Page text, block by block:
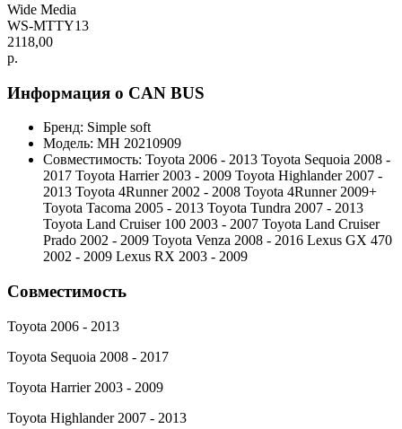
Wide Media
WS-MTTY13
2118,00
р.
Информация о CAN BUS
Бренд: Simple soft
Модель: MH 20210909
Совместимость: Toyota 2006 - 2013 Toyota Sequoia 2008 -
2017 Toyota Harrier 2003 - 2009 Toyota Highlander 2007 -
2013 Toyota 4Runner 2002 - 2008 Toyota 4Runner 2009+
Toyota Tacoma 2005 - 2013 Toyota Tundra 2007 - 2013
Toyota Land Cruiser 100 2003 - 2007 Toyota Land Cruiser
Prado 2002 - 2009 Toyota Venza 2008 - 2016 Lexus GX 470
2002 - 2009 Lexus RX 2003 - 2009
Совместимость
Toyota 2006 - 2013
Toyota Sequoia 2008 - 2017
Toyota Harrier 2003 - 2009
Toyota Highlander 2007 - 2013